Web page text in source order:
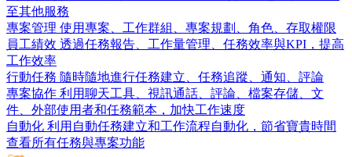
至其他服務
專案管理 使用專案、工作群組、專案規劃、角色、存取權限
員工績效 透過任務報告、工作量管理、任務效率與KPI，提高
工作效率
行動任務 隨時隨地進行任務建立、任務追蹤、通知、評論
專案協作 利用聊天工具、視訊通話、評論、檔案存儲、文
件、外部使用者和任務範本，加快工作速度
自動化 利用自動任務建立和工作流程自動化，節省寶貴時間
查看所有任務與專案功能